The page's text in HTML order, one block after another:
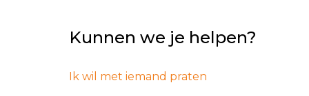
Kunnen we je helpen?
Ik wil met iemand praten